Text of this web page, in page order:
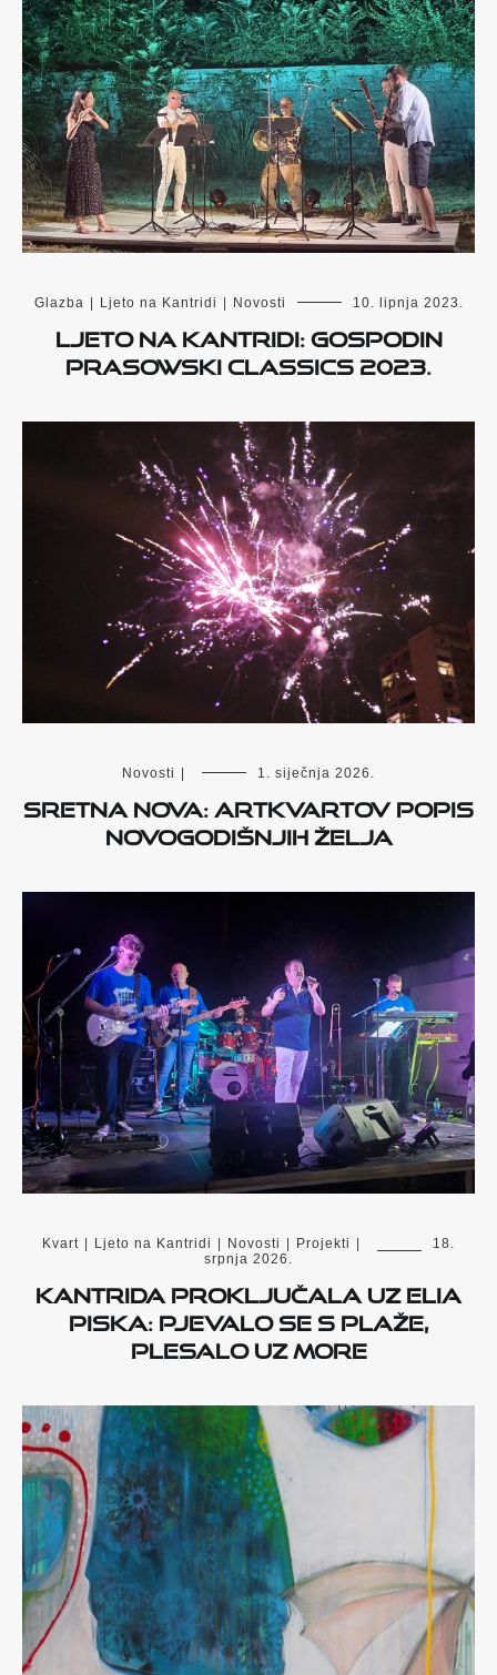
Glazba Ljeto na Kantridi Novosti 10. lipnja 2023.
Ljeto na Kantridi: Gospodin
Prasowski Classics 2023.
Novosti 1. siječnja 2026.
Sretna Nova: Artkvartov popis
novogodišnjih želja
Kvart Ljeto na Kantridi Novosti Projekti
18.
srpnja 2026.
Kantrida proključala uz Elia
Piska: Pjevalo se s plaže,
plesalo uz more